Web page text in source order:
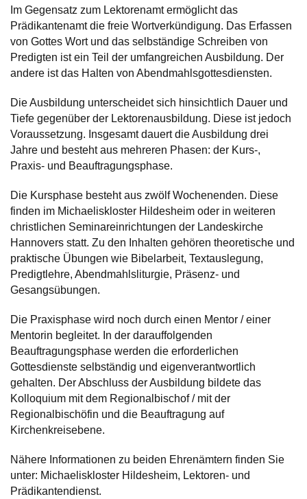
Im Gegensatz zum Lektorenamt ermöglicht das
Prädikantenamt die freie Wortverkündigung. Das Erfassen
von Gottes Wort und das selbständige Schreiben von
Predigten ist ein Teil der umfangreichen Ausbildung. Der
andere ist das Halten von Abendmahlsgottesdiensten.
Die Ausbildung unterscheidet sich hinsichtlich Dauer und
Tiefe gegenüber der Lektorenausbildung. Diese ist jedoch
Voraussetzung. Insgesamt dauert die Ausbildung drei
Jahre und besteht aus mehreren Phasen: der Kurs-,
Praxis- und Beauftragungsphase.
Die Kursphase besteht aus zwölf Wochenenden. Diese
finden im Michaeliskloster Hildesheim oder in weiteren
christlichen Seminareinrichtungen der Landeskirche
Hannovers statt. Zu den Inhalten gehören theoretische und
praktische Übungen wie Bibelarbeit, Textauslegung,
Predigtlehre, Abendmahlsliturgie, Präsenz- und
Gesangsübungen.
Die Praxisphase wird noch durch einen Mentor / einer
Mentorin begleitet. In der darauffolgenden
Beauftragungsphase werden die erforderlichen
Gottesdienste selbständig und eigenverantwortlich
gehalten. Der Abschluss der Ausbildung bildete das
Kolloquium mit dem Regionalbischof / mit der
Regionalbischöfin und die Beauftragung auf
Kirchenkreisebene.
Nähere Informationen zu beiden Ehrenämtern finden Sie
unter: Michaeliskloster Hildesheim, Lektoren- und
Prädikantendienst.